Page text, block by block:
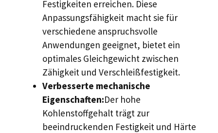
Festigkeiten erreichen. Diese
Anpassungsfähigkeit macht sie für
verschiedene anspruchsvolle
Anwendungen geeignet, bietet ein
optimales Gleichgewicht zwischen
Zähigkeit und Verschleißfestigkeit.
Verbesserte mechanische
Eigenschaften:Der hohe
Kohlenstoffgehalt trägt zur
beeindruckenden Festigkeit und Härte